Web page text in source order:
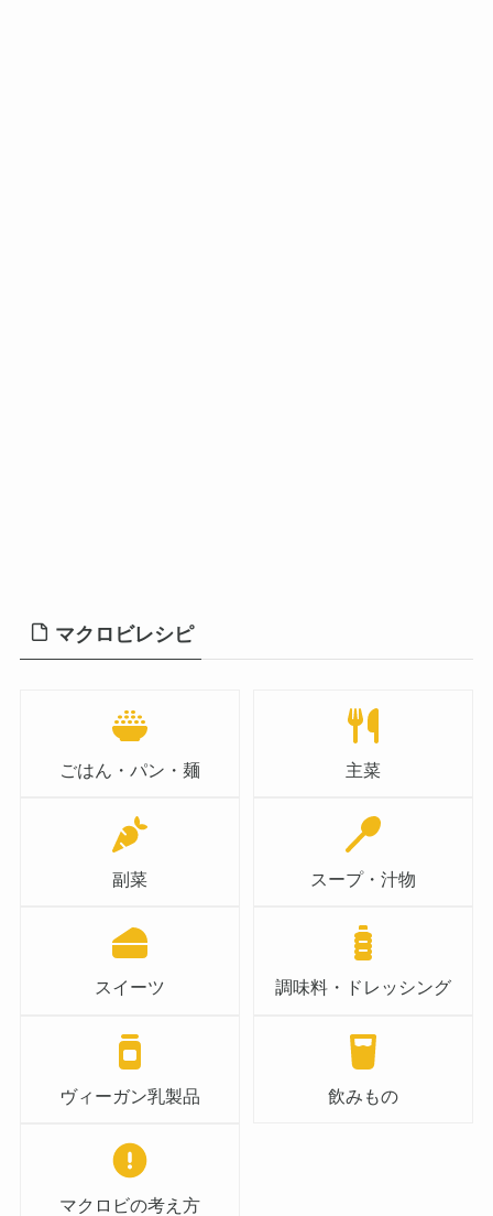
マクロビレシピ
ごはん・パン・麺 主菜
副菜 スープ・汁物
スイーツ 調味料・ドレッシング
ヴィーガン乳製品 飲みもの
マクロビの考え方